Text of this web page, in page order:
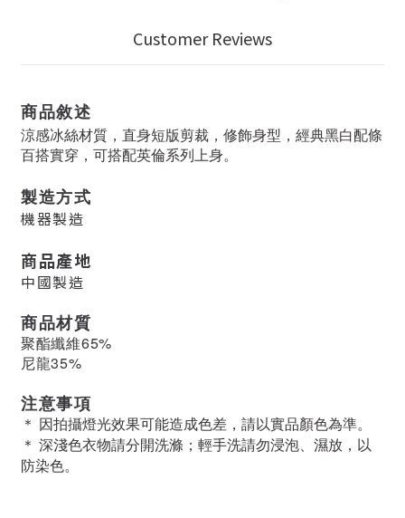
Customer Reviews
商品敘述
涼感冰絲材質，直身短版剪裁，修飾身型，經典黑白配條
百搭實穿，可搭配英倫系列上身。
製造方式
機器製造
商品產地
中國製造
商品材質
聚酯纖維65%
尼龍35%
注意事項
＊ 因拍攝燈光效果可能造成色差，請以實品顏色為準。
＊ 深淺色衣物請分開洗滌；輕手洗請勿浸泡、濕放，以
防染色。